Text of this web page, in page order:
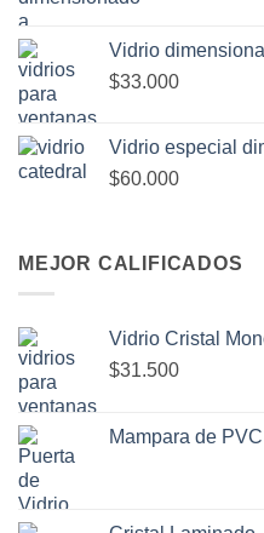
Vidrio
$33.000
Vidrio especial
$60.000
MEJOR CALIFICADOS
Vidrio Cristal
$31.500
Mampara de PVC